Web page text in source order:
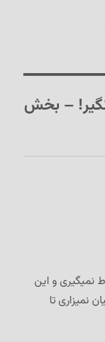
نگیر! – بخش
نمیگیری و این
نمیزاری تا